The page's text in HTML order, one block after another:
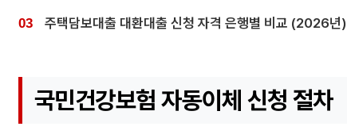
주택담보대출 대환대출 신청 자격 은행별 비교 (2026년)
국민건강보험 자동이체 신청 절차